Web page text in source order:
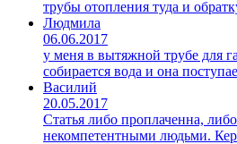
трубы отопления туда и
Людмила
06.06.2017
у меня в вытяжной трубе для
собирается вода и она
Василий
20.05.2017
Статья либо проплаченна,
некомпетентными людьми.